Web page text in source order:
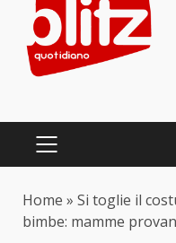
content
PRIMARY
Home » Si toglie il
bimbe: mamme